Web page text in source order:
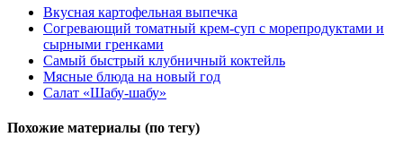
Вкусная картофельная выпечка
Согревающий томатный крем-суп с морепродуктами и
сырными гренками
Самый быстрый клубничный коктейль
Мясные блюда на новый год
Салат «Шабу-шабу»
Похожие материалы (по тегу)